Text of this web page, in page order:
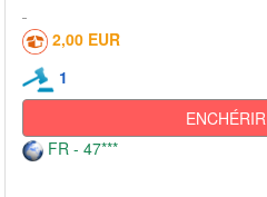
2,00 EUR
1
ENCHÉRIR
FR - 47***